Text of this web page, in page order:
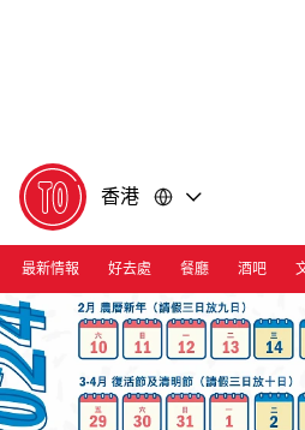
香港
最新情報 好去處 餐廳 酒吧